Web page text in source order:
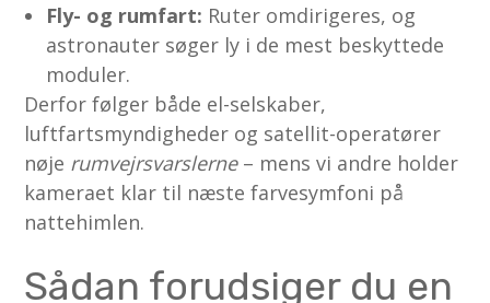
Fly- og rumfart: Ruter omdirigeres, og
astronauter søger ly i de mest beskyttede
moduler.
Derfor følger både el-selskaber,
luftfartsmyndigheder og satellit-operatører
nøje rumvejrsvarslerne– mens vi andre holder
kameraet klar til næste farvesymfoni på
nattehimlen.
Sådan forudsiger du en